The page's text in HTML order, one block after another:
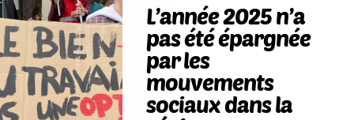
L’année 2025 n’a
pas été épargnée
par les
mouvements
sociaux dans la